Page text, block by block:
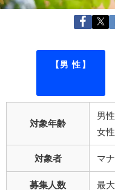
【男 性】
対象年齢
男
女
対象者 マ
募集人数 最